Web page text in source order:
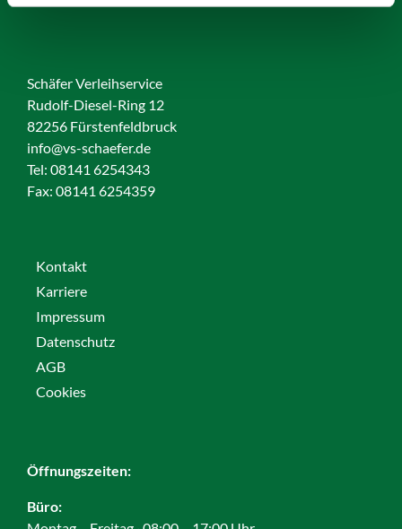
Schäfer Verleihservice
Rudolf-Diesel-Ring 12
82256 Fürstenfeldbruck
info@vs-schaefer.de
Tel: 08141 6254343
Fax: 08141 6254359
Kontakt
Karriere
Impressum
Datenschutz
AGB
Cookies
Öffnungszeiten:
Büro: